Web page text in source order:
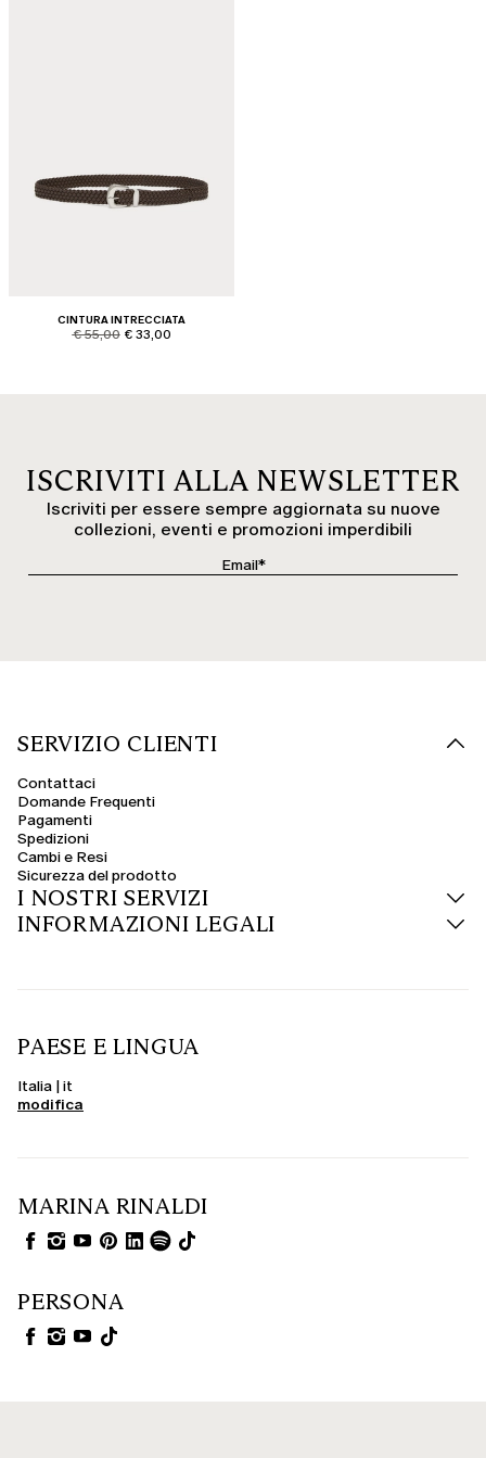
CINTURA INTRECCIATA
product.price.original
€ 55,00 product.price.sale
€ 33,00
ISCRIVITI ALLA NEWSLETTER
Iscriviti per essere sempre aggiornata su nuove
collezioni, eventi e promozioni imperdibili
SERVIZIO CLIENTI
Contattaci
Domande Frequenti
Pagamenti
Spedizioni
Cambi e Resi
Sicurezza del prodotto
I NOSTRI SERVIZI
INFORMAZIONI LEGALI
PAESE E LINGUA
Italia | it
modifica
MARINA RINALDI
PERSONA